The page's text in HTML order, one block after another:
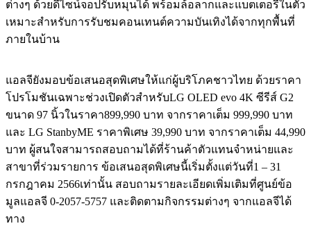
ต่างๆ ด้วยดีไซน์จอปรับหมุนได้ พร้อมล้อลากและแบตเตอรี่ในตัว
เหมาะสำหรับการรับชมคอนเทนต์ความบันเทิงได้จากทุกพื้นที่
ภายในบ้าน
แอลจียังมอบข้อเสนอสุดพิเศษให้แก่ผู้บริโภคชาวไทย ด้วยราคา
โปรโมชันเฉพาะช่วงเปิดตัวสำหรับLG OLED evo 4K ซีรีส์ G2
ขนาด 97 นิ้วในราคา899,990 บาท จากราคาเต็ม 999,990 บาท
และ LG StanbyME ราคาพิเศษ 39,990 บาท จากราคาเต็ม 44,990
บาท ผู้สนใจสามารถสอบถามได้ที่ร้านค้าตัวแทนจำหน่ายและ
สาขาที่ร่วมรายการ ข้อเสนอสุดพิเศษนี้เริ่มตั้งแต่วันที่1 – 31
กรกฎาคม 2566เท่านั้น สอบถามรายละเอียดเพิ่มเติมที่ศูนย์ข้อ
มูลแอลจี 0-2057-5757 และติดตามกิจกรรมต่างๆ จากแอลจีได้
ทาง